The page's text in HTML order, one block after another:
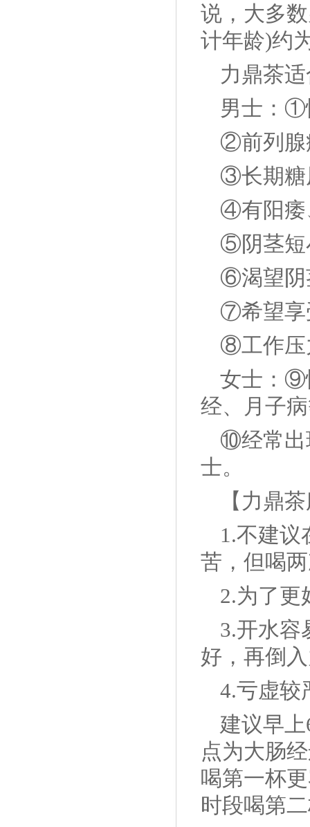
说，大多
计年龄)约
力鼎茶
男士：①
②前列腺
③长期糖
④有阳痿
⑤阴茎短
⑥渴望阴
⑦希望享
⑧工作压
女士：⑨
经、月子
⑩经常出
士。
【力鼎
1.不建议
苦，但喝
2.为了更
3.开水容
好，再倒
4.亏虚较
建议早
点为大肠
喝第一杯
时段喝第